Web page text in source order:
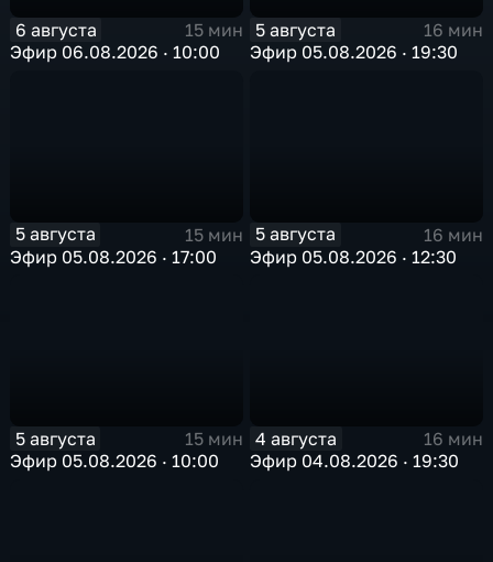
6 августа
15 мин
Эфир 06.08.2026 · 10:00
5 августа
16 мин
Эфир 05.08.2026 · 19:30
5 августа
15 мин
Эфир 05.08.2026 · 17:00
5 августа
16 мин
Эфир 05.08.2026 · 12:30
5 августа
15 мин
Эфир 05.08.2026 · 10:00
4 августа
16 мин
Эфир 04.08.2026 · 19:30